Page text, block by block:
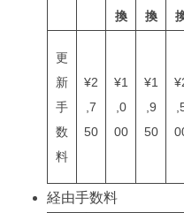
換
換
更
新
手
数
料
¥2
,7
50
¥1
,0
00
¥1
,9
50
経由手数料